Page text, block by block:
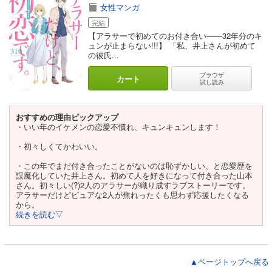
女性マンガ
完結
【アラサーで初めてのお付き合い――32年分のキ
ュンが止まらない!!!】 「私、井上さんが初めて
の彼氏...
カート
ブラウザ
試し読み
おすすめの理由ピックアップ
・いい年のイケメンの恋愛不慣れ、キュンキュンします！
・初々しくてかわいい。
・この年でまだ付き合ったことがないのは恥ずかしい、と恋愛歴を
誤魔化していた井上さん。初めて人を好きになって付き合った山本
さん。初々しい(?)2人のアラサーが織り成すラブストーリーです。
アラサーだけどピュアな2人が焦れったくも思わず応援したくなる
から。
続きを読む▽
▲ページトップへ戻る